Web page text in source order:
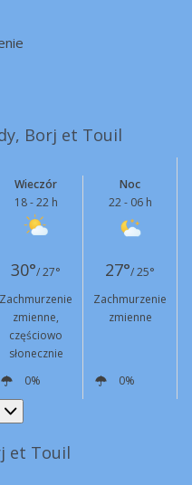
Borj et Touil
Wieczór
18 - 22 h
Noc
22 - 06 h
30°/ 27° 27°/ 25°
Zachmurzenie
zmienne,
częściowo
słonecznie
Zachmurzenie
zmienne
0%
0%
et Touil